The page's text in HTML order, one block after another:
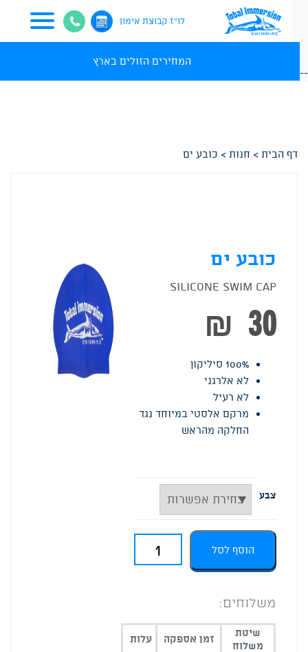
לו"ז קבוצת אימון
המחירים הזולים בארץ
דף הבית> חנות> כובע ים
כובע ים
SILICONE SWIM CAP
30
₪
100% סיליקון
לא אלרגני
לא רעיל
מרקם אלסטי במיוחד נגד
החלקה מהראש
צבע
כמות
של
ים
הוסף לסל
משלוחים:
שיטת
משלוח
זמן אספקה עלות